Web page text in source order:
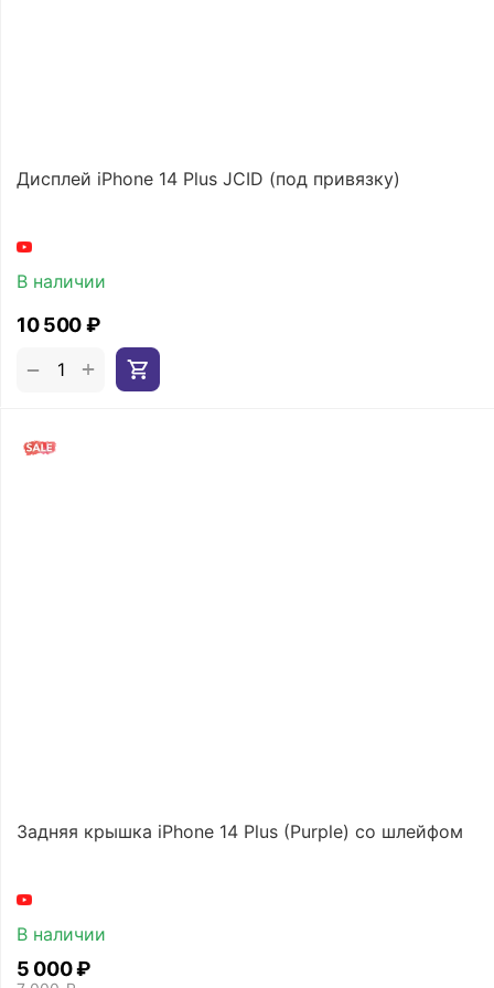
Дисплей iPhone 14 Plus JCID (под привязку)
В наличии
10 500₽
+
−
Задняя крышка iPhone 14 Plus (Purple) со шлейфом
В наличии
5 000₽